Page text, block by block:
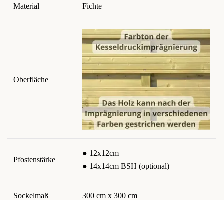
Material Fichte
Oberfläche
Pfostenstärke
● 12x12cm
● 14x14cm BSH (optional)
Sockelmaß 300 cm x 300 cm